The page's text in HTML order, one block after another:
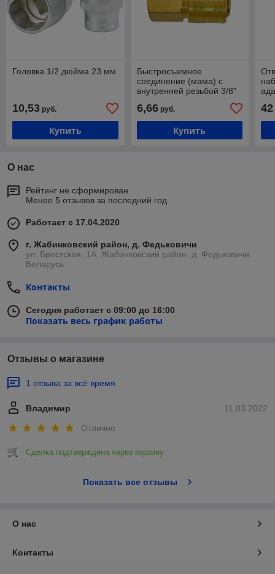
Головка 1/2 дюйма 23 мм
10,53 руб.
Купить
Быстросъемное
соединение (мама) с
внутренней резьбой 3/8"
6,66руб.
Купить
42
О нас
Рейтинг не сформирован
Менее 5 отзывов за последний год
Работает с 17.04.2020
г. Жабинковский район, д. Федьковичи
ул. Брестская, 1А, Жабинковский район, д. Федьковичи,
Беларусь
Контакты
Сегодня работает с 09:00 до 16:00
Показать весь график работы
Отзывы о магазине
1 отзыва за всё время
11.03.2022
Владимир
Отлично
Сделка подтверждена через корзину
Показать все отзывы
О нас
Контакты